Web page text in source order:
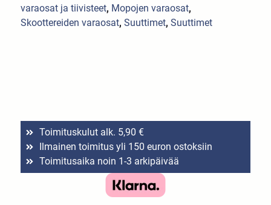
varaosat ja tiivisteet, Mopojen varaosat,
Skoottereiden varaosat,Suuttimet,Suuttimet
Toimituskulut alk. 5,90 €
Ilmainen toimitus yli 150 euron ostoksiin
Toimitusaika noin 1-3 arkipäivää